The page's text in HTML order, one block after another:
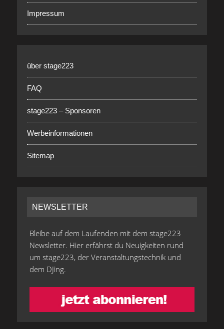
Impressum
über stage223
FAQ
stage223 – Sponsoren
Werbeinformationen
Sitemap
NEWSLETTER
Bleibe auf dem Laufenden mit dem stage223
Newsletter. Hier erfährst du Neuigkeiten rund
um stage223, der Veranstaltungstechnik und
dem DJing.